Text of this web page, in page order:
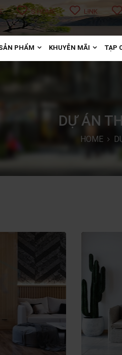
S HOME LINK
PHẨM KHUYỄN MÃI TẠP
DỰ ÁN
HOME